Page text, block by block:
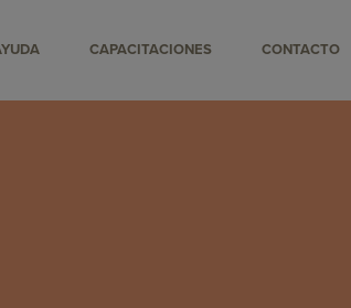
CAPACITACIONES CONTACTO